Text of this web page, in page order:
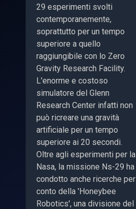
29 esperimenti svolti
contemporanemente,
soprattutto per un tempo
superiore a quello
raggiungibile con lo Zero
Gravity Research Facility.
L'enorme e costoso
simulatore del Glenn
Research Center infatti non
può ricreare una gravità
artificiale per un tempo
superiore ai 20 secondi.
Oltre agli esperimenti per la
Nasa, la missione Ns-29 ha
condotto anche ricerche per
conto della 'Honeybee
Robotics', una divisione del